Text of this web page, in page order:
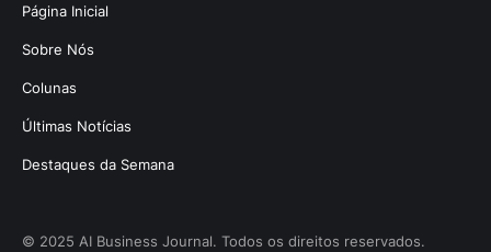
Página Inicial
Sobre Nós
Colunas
Últimas Notícias
Destaques da Semana
© 2025 AI Business Journal. Todos os direitos reservados.